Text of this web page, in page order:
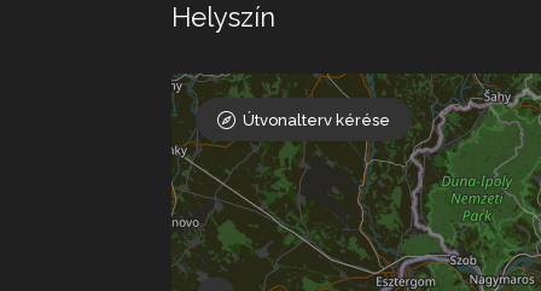
Helyszín
Útvonalterv kérése